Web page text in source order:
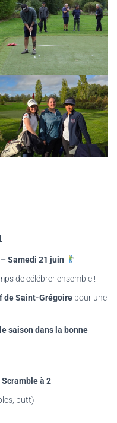
Samedi 21 juin
de célébrer ensemble !
de Saint-Grégoire pour une
saison dans la bonne
Scramble à 2
putt)